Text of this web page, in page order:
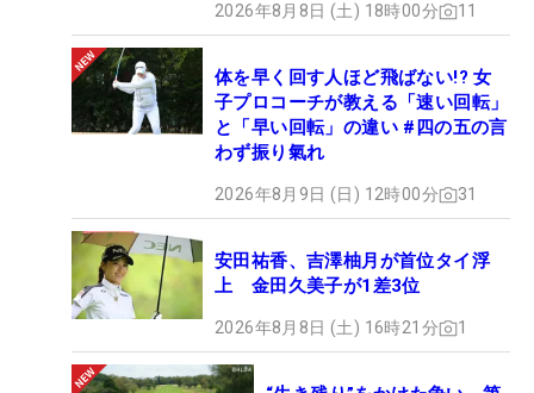
2026年8月8日 (土) 18時00分 11
体を早く回す人ほど飛ばない!? 女
子プロコーチが教える「速い回転」
と「早い回転」の違い #四の五の言
わず振り氣れ
2026年8月9日 (日) 12時00分 31
安田祐香、吉澤柚月が首位タイ浮
上 金田久美子が1差3位
2026年8月8日 (土) 16時21分 1